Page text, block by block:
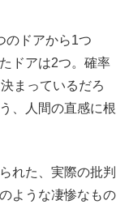
のドアから1つ
ドアは2つ。確率
まっているだろ
、人間の直感に根
れた、実際の批判
ような凄惨なもの